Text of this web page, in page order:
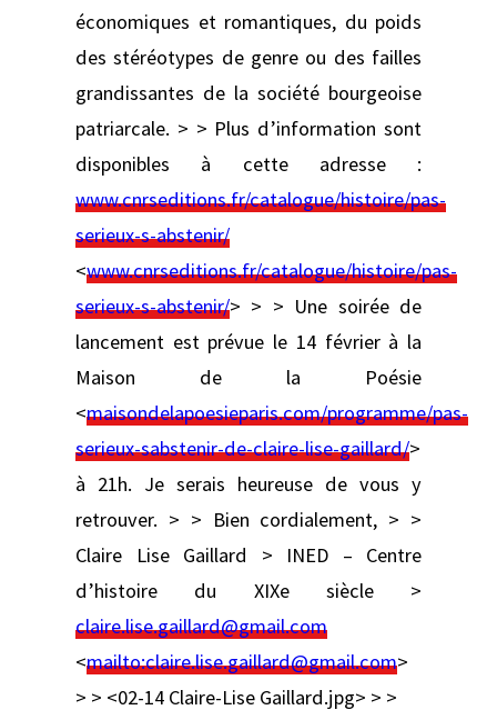
économiques et romantiques, du poids
des stéréotypes de genre ou des failles
grandissantes de la société bourgeoise
patriarcale. > > Plus d’information sont
disponibles à cette adresse :
www.cnrseditions.fr/catalogue/histoire/pas-
serieux-s-abstenir/
<www.cnrseditions.fr/catalogue/histoire/pas-
serieux-s-abstenir/> > > Une soirée de
lancement est prévue le 14 février à la
Maison de la Poésie
<maisondelapoesieparis.com/programme/pas-
serieux-sabstenir-de-claire-lise-gaillard/>
à 21h. Je serais heureuse de vous y
retrouver. > > Bien cordialement, > >
Claire Lise Gaillard > INED – Centre
d’histoire du XIXe siècle >
claire.lise.gaillard@gmail.com
<mailto:claire.lise.gaillard@gmail.com>
> > <02-14 Claire-Lise Gaillard.jpg> > >